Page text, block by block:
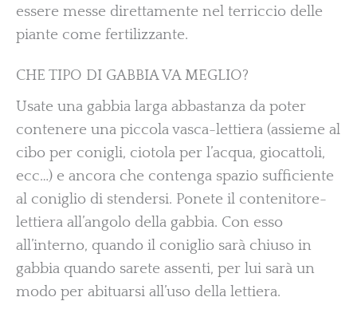
essere messe direttamente nel terriccio delle
piante come fertilizzante.
CHE TIPO DI GABBIA VA MEGLIO?
Usate una gabbia larga abbastanza da poter
contenere una piccola vasca-lettiera (assieme al
cibo per conigli, ciotola per l’acqua, giocattoli,
ecc…) e ancora che contenga spazio sufficiente
al coniglio di stendersi. Ponete il contenitore-
lettiera all’angolo della gabbia. Con esso
all’interno, quando il coniglio sarà chiuso in
gabbia quando sarete assenti, per lui sarà un
modo per abituarsi all’uso della lettiera.